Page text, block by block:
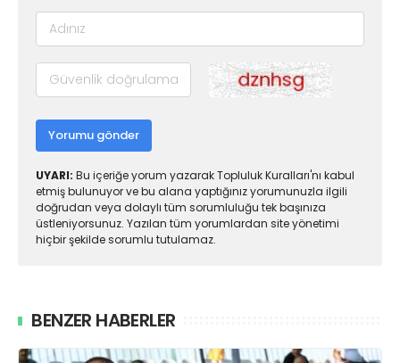
Yorumu gönder
UYARI: Bu içeriğe yorum yazarak Topluluk Kuralları'nı kabul
etmiş bulunuyor ve bu alana yaptığınız yorumunuzla ilgili
doğrudan veya dolaylı tüm sorumluluğu tek başınıza
üstleniyorsunuz. Yazılan tüm yorumlardan site yönetimi
hiçbir şekilde sorumlu tutulamaz.
BENZER HABERLER